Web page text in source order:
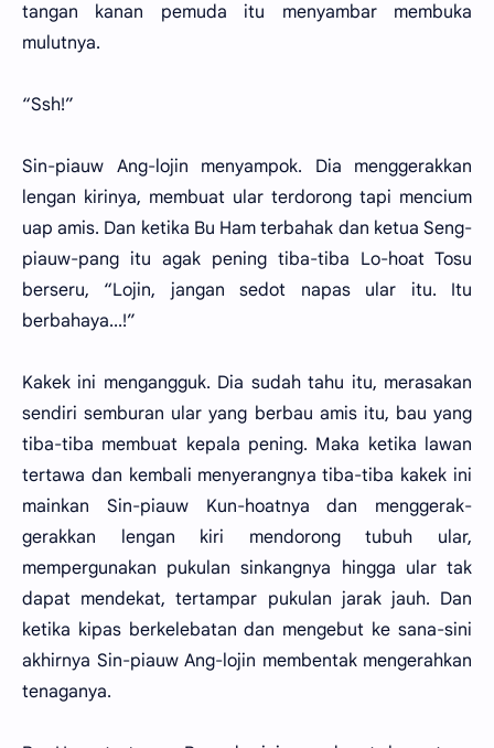
tangan kanan pemuda itu menyambar membuka
mulutnya.
“Ssh!”
Sin-piauw Ang-lojin menyampok. Dia menggerakkan
lengan kirinya, membuat ular terdorong tapi mencium
uap amis. Dan ketika Bu Ham terbahak dan ketua Seng-
piauw-pang itu agak pening tiba-tiba Lo-hoat Tosu
berseru, “Lojin, jangan sedot napas ular itu. Itu
berbahaya...!”
Kakek ini mengangguk. Dia sudah tahu itu, merasakan
sendiri semburan ular yang berbau amis itu, bau yang
tiba-tiba membuat kepala pening. Maka ketika lawan
tertawa dan kembali menyerangnya tiba-tiba kakek ini
mainkan Sin-piauw Kun-hoatnya dan menggerak-
gerakkan lengan kiri mendorong tubuh ular,
mempergunakan pukulan sinkangnya hingga ular tak
dapat mendekat, tertampar pukulan jarak jauh. Dan
ketika kipas berkelebatan dan mengebut ke sana-sini
akhirnya Sin-piauw Ang-lojin membentak mengerahkan
tenaganya.